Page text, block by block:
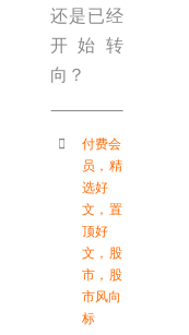
还是已经
开始转
向？
付费会
员 ， 精
选好
文 ， 置
顶好
文 ， 股
市 ， 股
市风向
标